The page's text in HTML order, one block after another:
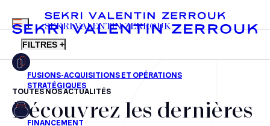
FR EN
MENU
SEKRI VALENTIN ZERROUK
FILTRES +
Fusions-acquisitions et opérations stratégiques
TOUTES NOS ACTUALITÉS
Découvrez les dernières